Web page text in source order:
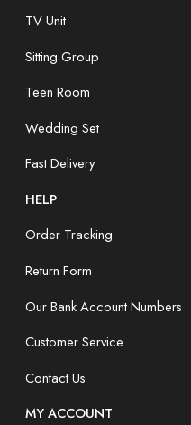
TV Unit
Sitting Group
Teen Room
Wedding Set
Fast Delivery
HELP
Order Tracking
Return Form
Our Bank Account Numbers
Customer Service
Contact Us
MY ACCOUNT